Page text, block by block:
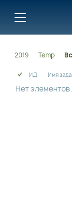
2019 Temp
ИД Имя
Нет